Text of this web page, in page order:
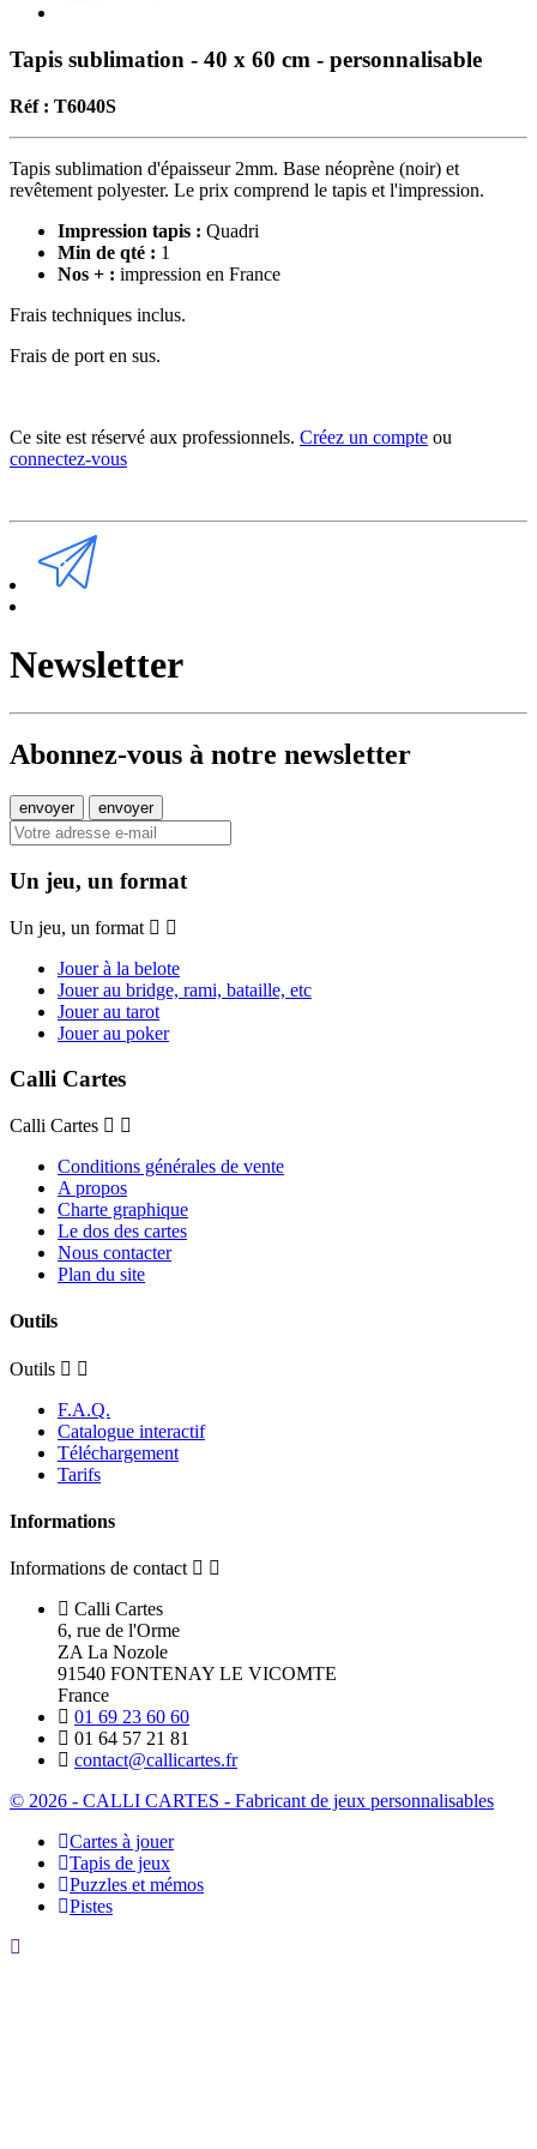
Tapis sublimation - 40 x 60 cm - personnalisable
Réf : T6040S
Tapis sublimation d'épaisseur 2mm. Base néoprène (noir) et
revêtement polyester. Le prix comprend le tapis et l'impression.
Impression tapis : Quadri
Min de qté : 1
Nos + : impression en France
Frais techniques inclus.
Frais de port en sus.
Ce site est réservé aux professionnels. Créez un compte ou
connectez-vous
Newsletter
Abonnez-vous à notre newsletter
Un jeu, un format
Un jeu, un format
Jouer à la belote
Jouer au bridge, rami, bataille, etc
Jouer au tarot
Jouer au poker
Calli Cartes
Calli Cartes
Conditions générales de vente
A propos
Charte graphique
Le dos des cartes
Nous contacter
Plan du site
Outils
Outils
F.A.Q.
Catalogue interactif
Téléchargement
Tarifs
Informations
Informations de contact
Calli Cartes
6, rue de l'Orme
ZA La Nozole
91540 FONTENAY LE VICOMTE
France
01 69 23 60 60
01 64 57 21 81
contact@callicartes.fr
© 2026 - CALLI CARTES - Fabricant de jeux personnalisables
Cartes à jouer
Tapis de jeux
Puzzles et mémos
Pistes